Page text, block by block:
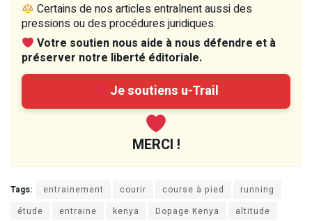
Certains de nos articles entraînent aussi des
pressions ou des procédures juridiques.
Votre soutien nous aide à nous défendre et à
préserver notre liberté éditoriale.
Je soutiens u-Trail
MERCI !
Tags: entrainement courir course à pied
running
étude
entraine kenya Dopage Kenya altitude